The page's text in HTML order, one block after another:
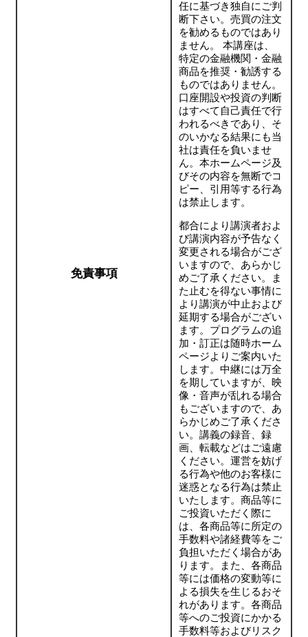
免責事項
任に基づき独自にご判
断下さい。売買の注文
を勧めるものではあり
ません。 本講座は、
特定の金融機関・金融
商品を推奨・勧誘する
ものではありません。
口座開設や投資の判断
はすべて自己責任で行
われるべきであり、そ
のいかなる結果にも当
社は責任を負いませ
ん。本ホームページ及
びその内容を無断でコ
ピー、引用等する行為
は禁止します。
都合により講演者およ
び講演内容が予告なく
変更される場合がござ
いますので、あらかじ
めご了承ください。ま
た止むを得ない事情に
より講演が中止および
延期する場合がござい
ます。プログラムの追
加・訂正は随時ホーム
ページよりご案内いた
します。中継には万全
を期していますが、映
像・音声が乱れる場合
もございますので、あ
らかじめご了承くださ
い。講義の録音、録
画、転載などはご遠慮
ください。運営を妨げ
る行為や他のお客様に
迷惑となる行為は禁止
いたします。商品等に
ご投資いただく際に
は、各商品等に所定の
手数料や諸経費等をご
負担いただく場合があ
ります。また、各商品
等には価格の変動等に
よる損失を生じるおそ
れがあります。各商品
等へのご投資にかかる
手数料等およびリスク